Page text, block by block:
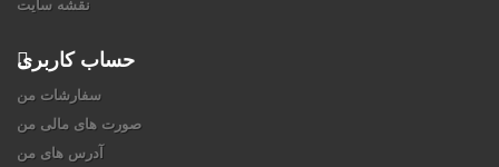
نقشه سایت
حساب کاربری
سفارشات من
صورت های مالی من
آدرس های من